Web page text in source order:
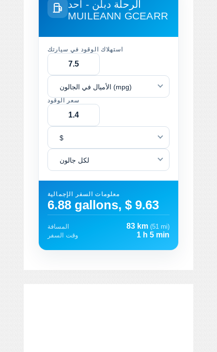
الرحلة دبلن - أحد
MUILEANN GCEARR
استهلاك الوقود في سيارتك
الأميال في الجالون (mpg)
سعر الوقود
$
لكل جالون
معلومات السفر الإجمالية
6.88 gallons, $ 9.63
المسافة 83 km (51 mi)
وقت السفر
1 h 5 min